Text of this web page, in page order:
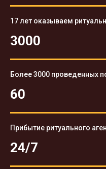
17 лет оказываем
3000
Более 3000 проведенных
60
Прибытие ритуального
24/7